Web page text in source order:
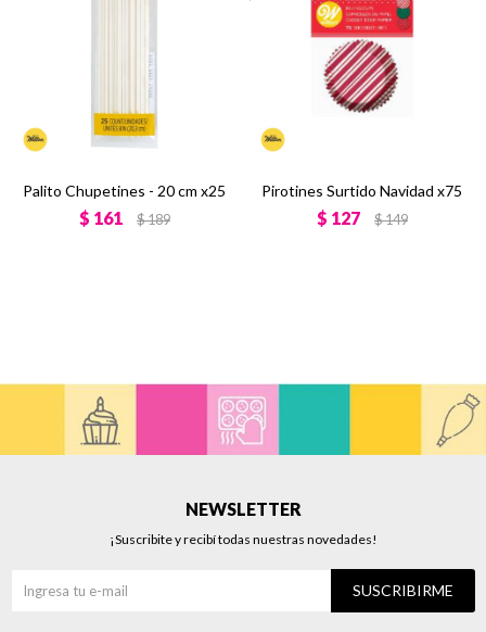
Palito Chupetines - 20 cm x25
$ 161 $189
Pirotines Surtido Navidad x75
$ 127 $149
NEWSLETTER
¡Suscribite y recibí todas nuestras novedades!
SUSCRIBIRME